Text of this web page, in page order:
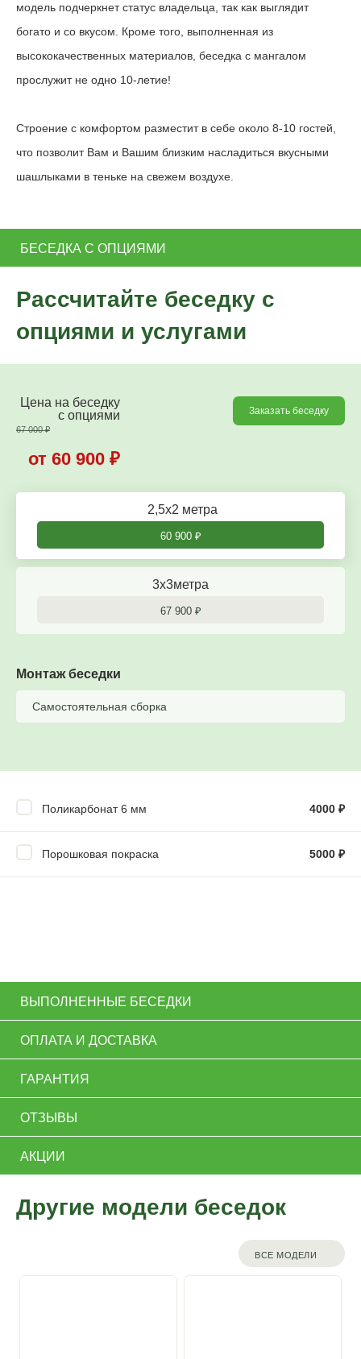
модель подчеркнет статус владельца, так как выглядит
богато и со вкусом. Кроме того, выполненная из
высококачественных материалов, беседка с мангалом
прослужит не одно 10-летие!
Строение с комфортом разместит в себе около 8-10 гостей,
что позволит Вам и Вашим близким насладиться вкусными
шашлыками в теньке на свежем воздухе.
БЕСЕДКА С ОПЦИЯМИ
Рассчитайте беседку с
опциями и услугами
Цена на беседку
c опциями
67 000₽
от 60 900 ₽
Заказать беседку
2,5х2 метра
60 900₽
3х3метра
67 900₽
Монтаж беседки
Самостоятельная сборка
Поликарбонат 6 мм 4000 ₽
Порошковая покраска 5000 ₽
ВЫПОЛНЕННЫЕ БЕСЕДКИ
ОПЛАТА И ДОСТАВКА
ГАРАНТИЯ
ОТЗЫВЫ
АКЦИИ
Другие модели беседок
ВСЕ МОДЕЛИ